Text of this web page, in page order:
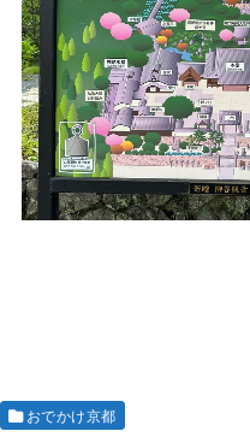
おでかけ京都